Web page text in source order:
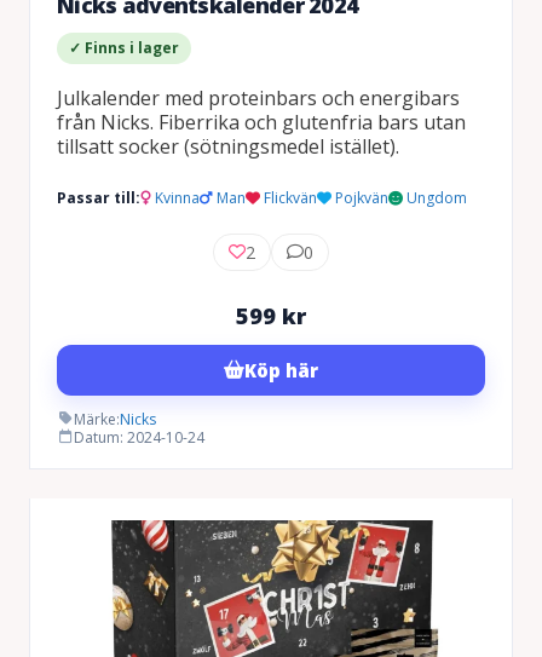
✓ Finns i lager
Julkalender med proteinbars och energibars
från Nicks. Fiberrika och glutenfria bars utan
tillsatt socker (sötningsmedel istället).
Passar till: Kvinna Man Flickvän Pojkvän Ungdom
2 0
599 kr
Köp här
Märke:Nicks
Datum: 2024-10-24